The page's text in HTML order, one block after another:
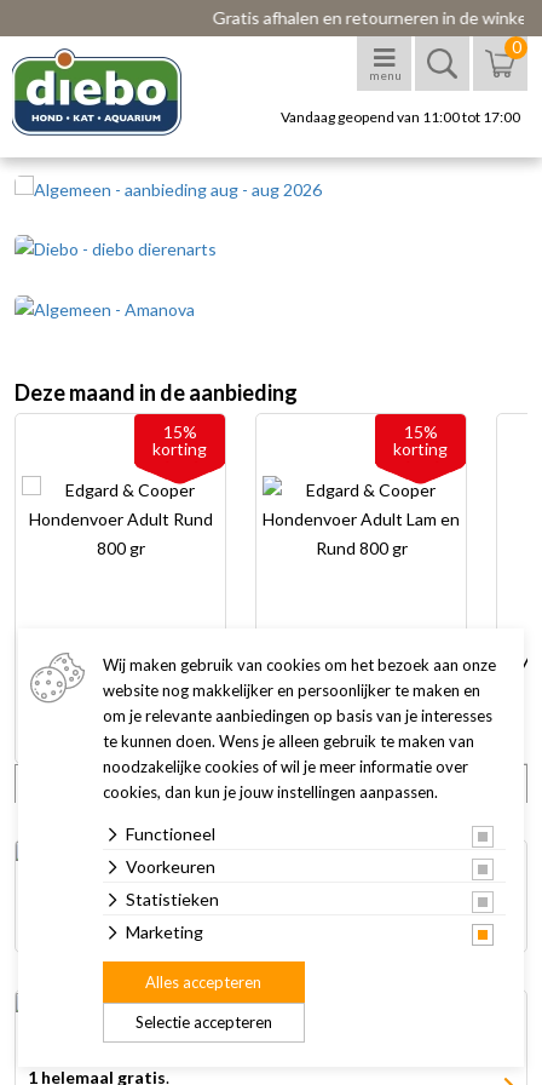
Gratis afhalen en retourneren in de winkel
menu
0
Vandaag geopend van 11:00 tot 17:00
Deze maand in de aanbieding
15%
korting
Hondenvoer Adult
Rund 800 gr
6,95 5,91
15%
korting
Hondenvoer Adult
Lam en Rund 800 gr
6,95 5,91
Bekijk alle aanbiedingen
Deze maand 20% korting
Monopets. Dit wi je niet missen!
1 helemaal gratis.
Wij maken gebruik van cookies om het bezoek aan onze
website nog makkelijker en persoonlijker te maken en
om je relevante aanbiedingen op basis van je interesses
te kunnen doen. Wens je alleen gebruik te maken van
noodzakelijke cookies of wil je meer informatie over
cookies, dan kun je jouw instellingen aanpassen.
Functioneel
Voorkeuren
Statistieken
Marketing
Selectie accepteren
Alles accepteren